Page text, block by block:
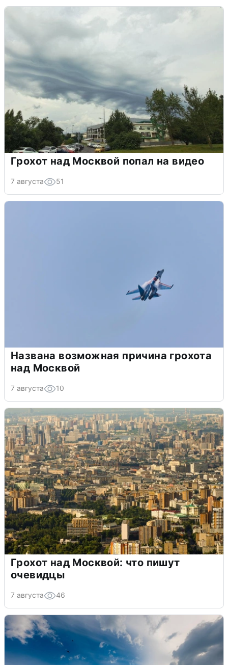
Грохот над Москвой попал на видео
7 августа 51
Названа возможная причина грохота
над Москвой
7 августа 10
Грохот над Москвой: что пишут
очевидцы
7 августа 46